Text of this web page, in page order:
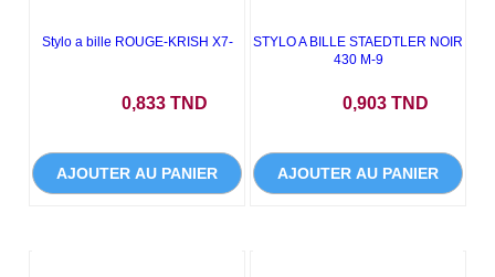
Stylo a bille ROUGE-KRISH X7-
0,833 TND
AJOUTER AU PANIER
STYLO A BILLE STAEDTLER NOIR
430 M-9
0,903 TND
AJOUTER AU PANIER